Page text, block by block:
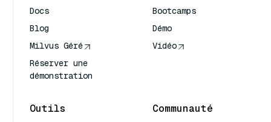
Docs
Blog
Milvus Géré
Réserver une
démonstration
Bootcamps
Démo
Vidéo
Outils Communauté